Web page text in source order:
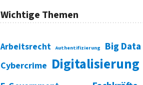
Wichtige Themen
Arbeitsrecht Authentifizierung Big Data
Cybercrime Digitalisierung